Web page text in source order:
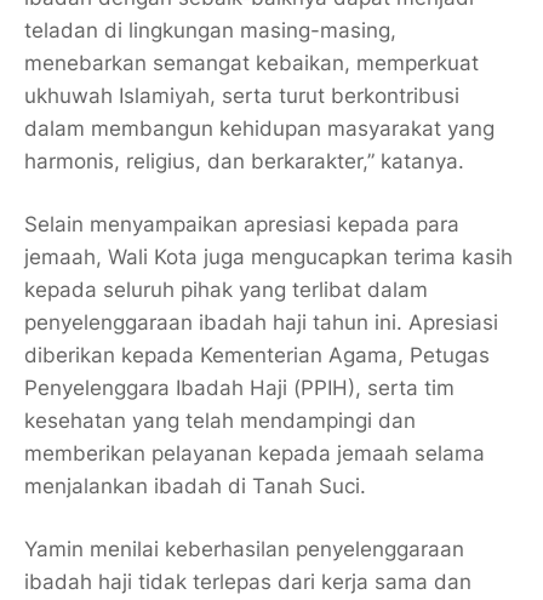
teladan di lingkungan masing-masing,
menebarkan semangat kebaikan, memperkuat
ukhuwah Islamiyah, serta turut berkontribusi
dalam membangun kehidupan masyarakat yang
harmonis, religius, dan berkarakter,” katanya.
Selain menyampaikan apresiasi kepada para
jemaah, Wali Kota juga mengucapkan terima kasih
kepada seluruh pihak yang terlibat dalam
penyelenggaraan ibadah haji tahun ini. Apresiasi
diberikan kepada Kementerian Agama, Petugas
Penyelenggara Ibadah Haji (PPIH), serta tim
kesehatan yang telah mendampingi dan
memberikan pelayanan kepada jemaah selama
menjalankan ibadah di Tanah Suci.
Yamin menilai keberhasilan penyelenggaraan
ibadah haji tidak terlepas dari kerja sama dan